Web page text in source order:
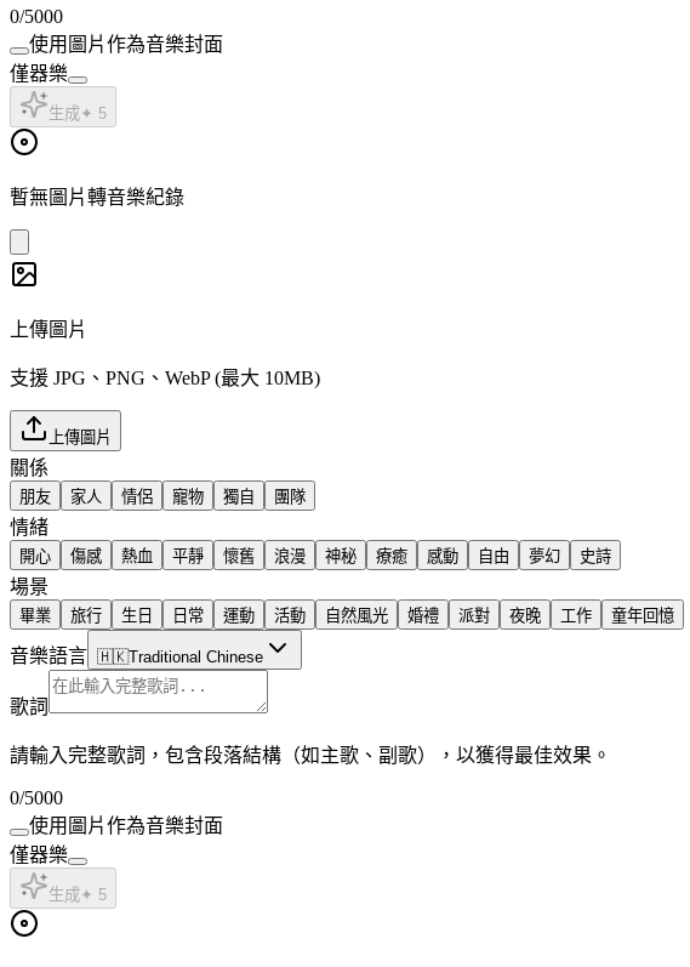
0/5000
使用圖片作為音樂封面
僅器樂
生成✦ 5
暫無圖片轉音樂紀錄
上傳圖片
支援 JPG、PNG、WebP (最大 10MB)
上傳圖片
關係
朋友 家人 情侶 寵物 獨自 團隊
情緒
開心 傷感 熱血 平靜 懷舊 浪漫 神秘 療癒 感動 自由 夢幻 史詩
場景
畢業 旅行 生日 日常 運動 活動 自然風光 婚禮 派對 夜晚 工作 童年回憶
音樂語言 🇭🇰Traditional Chinese
歌詞
請輸入完整歌詞，包含段落結構（如主歌、副歌），以獲得最佳效果。
0/5000
使用圖片作為音樂封面
僅器樂
生成✦ 5